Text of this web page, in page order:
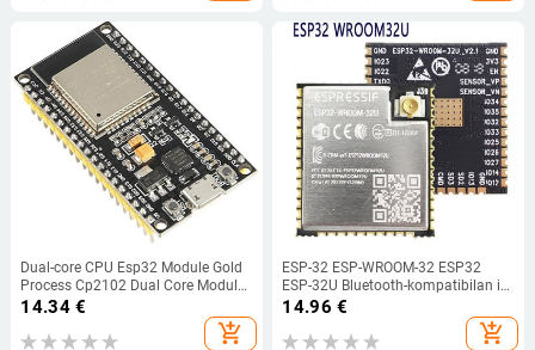
Dual-core CPU Esp32 Module Gold
Process Cp2102 Dual Core Module
Auto-switch Mode Esp32
Development Board Stable Usb
14.34€
add_shopping_cart
ESP-32 ESP-WROOM-32 ESP32
ESP-32U Bluetooth-kompatibilan i
WiFi dvojezgreni CPU s niskom
potrošnjom energije MCU ESP-32
IPEX antena
14.96 €
add_shopping_cart